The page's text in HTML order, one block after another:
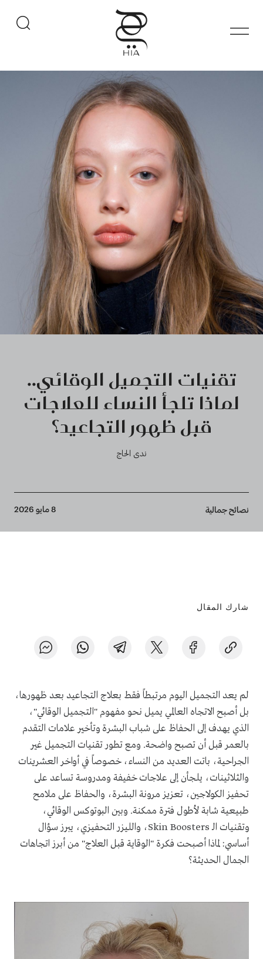
تقنيات التجميل الوقائي..
لماذا تلجأ النساء للعلاجات
قبل ظهور التجاعيد؟
ندى الحاج
Breadcrumb
نصائح جمالية 8 مايو 2026
شارك المقال
لم يعد التجميل اليوم مرتبطاً فقط بعلاج التجاعيد بعد ظهورها،
بل أصبح الاتجاه العالمي يميل نحو مفهوم "التجميل الوقائي"،
الذي يهدف إلى الحفاظ على شباب البشرة وتأخير علامات التقدم
بالعمر قبل أن تصبح واضحة. ومع تطور تقنيات التجميل غير
الجراحية، باتت العديد من النساء، خصوصاً في أواخر العشرينات
والثلاثينات، يلجأن إلى علاجات خفيفة ومدروسة تساعد على
تحفيز الكولاجين، تعزيز مرونة البشرة، والحفاظ على ملامح
طبيعية شابة لأطول فترة ممكنة. وبين البوتوكس الوقائي،
وتقنيات الـ Skin Boosters، والليزر التحفيزي، يبرز سؤال
أساسي: لماذا أصبحت فكرة "الوقاية قبل العلاج" من أبرز اتجاهات
الجمال الحديثة؟